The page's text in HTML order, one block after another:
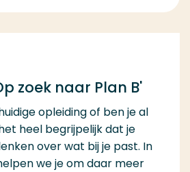
zoek naar Plan B'
opleiding of ben je al
heel begrijpelijk dat je
over wat bij je past. In
we je om daar meer